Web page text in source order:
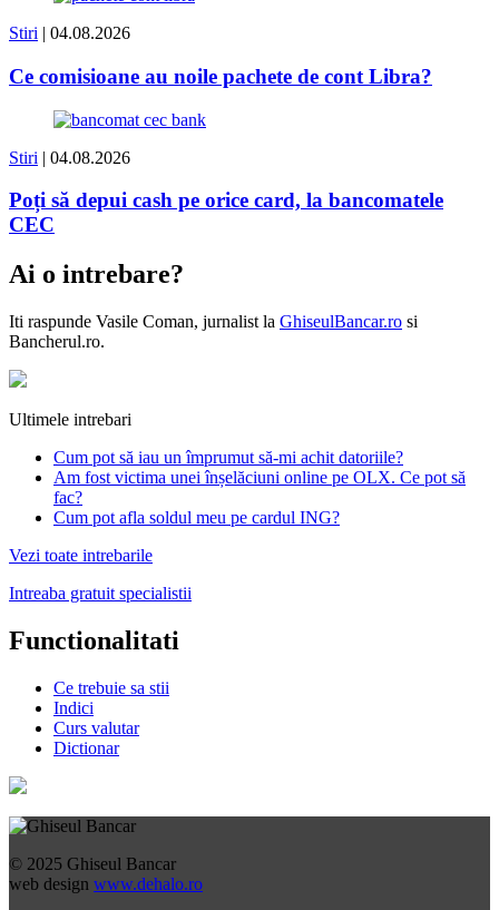
Stiri | 04.08.2026
Ce comisioane au noile pachete de cont Libra?
Stiri | 04.08.2026
Poți să depui cash pe orice card, la bancomatele
CEC
Ai o intrebare?
Iti raspunde Vasile Coman, jurnalist la GhiseulBancar.ro si
Bancherul.ro.
Ultimele intrebari
Cum pot să iau un împrumut să-mi achit datoriile?
Am fost victima unei înșelăciuni online pe OLX. Ce pot să
fac?
Cum pot afla soldul meu pe cardul ING?
Vezi toate intrebarile
Intreaba gratuit specialistii
Functionalitati
Ce trebuie sa stii
Indici
Curs valutar
Dictionar
© 2025 Ghiseul Bancar
web design www.dehalo.ro